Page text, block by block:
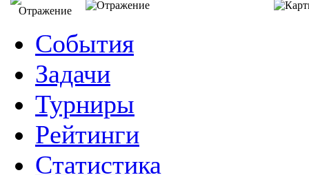
События
Задачи
Турниры
Рейтинги
Статистика